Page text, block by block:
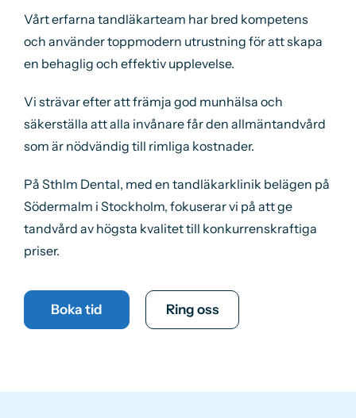
Vårt erfarna tandläkarteam har bred kompetens
och använder toppmodern utrustning för att skapa
en behaglig och effektiv upplevelse.
Vi strävar efter att främja god munhälsa och
säkerställa att alla invånare får den allmäntandvård
som är nödvändig till rimliga kostnader.
På Sthlm Dental, med en tandläkarklinik belägen på
Södermalm i Stockholm, fokuserar vi på att ge
tandvård av högsta kvalitet till konkurrenskraftiga
priser.
Boka tid Ring oss